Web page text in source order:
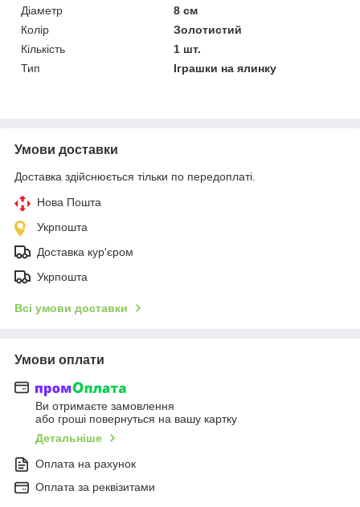
Діаметр
8 см
Колір
Золотистий
Кількість
1 шт.
Тип
Іграшки на ялинку
Умови доставки
Доставка здійснюється тільки по передоплаті.
Нова Пошта
Укрпошта
Доставка кур'єром
Укрпошта
Всі умови доставки
Умови оплати
Ви отримаєте замовлення
або гроші повернуться на вашу картку
Детальніше
Оплата на рахунок
Оплата за реквізитами